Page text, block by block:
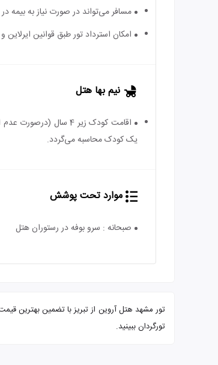
مسافر می‌تواند در صورت نیاز به بیمه
امکان استرداد تور طبق قوانین
نیم بها هتل
یک کودک محاسبه می‌گردد.
موارد تحت پوشش
صبحانه : سرو بوفه در رستوران هتل
تورگردان ببینید.